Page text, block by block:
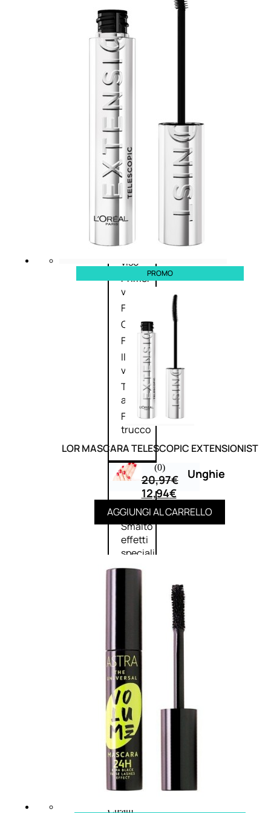
labbra
Rossetto
Gloss
Matita
labbra
Rimpolpante
Balsamo
BB e
CC
Cream
Viso
Palette
viso
Primer
viso
Fondotinta
Cipria
Fard/Blush
Illuminante
viso
Terre
abbronzanti
Fissatore
trucco
Unghie
Smalto
Smalto
effetti
speciali
Solvente
Trattamenti
TRATTAMENTI
Trattamento Viso Antieta
Trattamento Viso Giorno
Trattamento Viso Notte
Trattamento Viso 24 Ore
Cream
PROMO
LOR MASCARA TELESCOPIC EXTENSIONIST
(0)
20,97€
12,94€
AGGIUNGI AL CARRELLO